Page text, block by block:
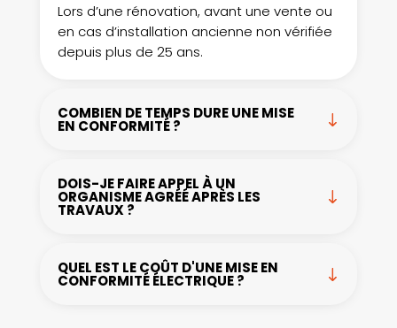
Lors d’une rénovation, avant une vente ou
en cas d’installation ancienne non vérifiée
depuis plus de 25 ans.
COMBIEN DE TEMPS DURE UNE MISE
EN CONFORMITÉ ?
DOIS-JE FAIRE APPEL À UN
ORGANISME AGRÉÉ APRÈS LES
TRAVAUX ?
QUEL EST LE COÛT D'UNE MISE EN
CONFORMITÉ ÉLECTRIQUE ?